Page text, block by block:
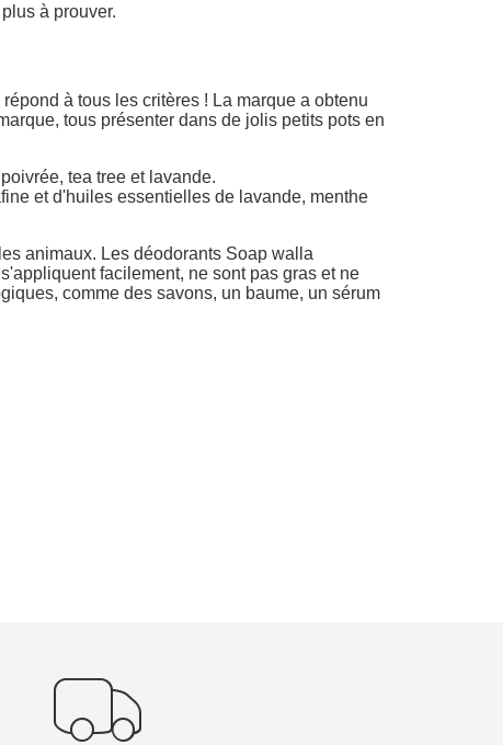
à prouver.
à tous les critères ! La marque a obtenu
tous présenter dans de jolis petits pots en
tea tree et lavande.
et d'huiles essentielles de lavande, menthe
animaux. Les déodorants Soap walla
facilement, ne sont pas gras et ne
comme des savons, un baume, un sérum